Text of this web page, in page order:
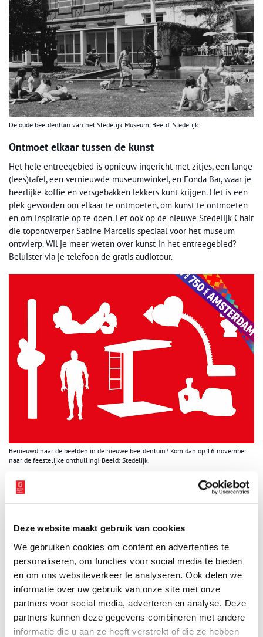
Deze website maakt gebruik van cookies
We gebruiken cookies om content en advertenties te
personaliseren, om functies voor social media te bieden
en om ons websiteverkeer te analyseren. Ook delen we
informatie over uw gebruik van onze site met onze
partners voor social media, adverteren en analyse. Deze
partners kunnen deze gegevens combineren met andere
informatie die u aan ze heeft verstrekt of die ze hebben
De oude beeldentuin van het Stedelijk Museum. Beeld: Stedelijk.
Ontmoet elkaar tussen de kunst
Het hele entreegebied is opnieuw ingericht met zitjes, een lange
(lees)tafel, een vernieuwde museumwinkel, en Fonda Bar, waar je
heerlijke koffie en versgebakken lekkers kunt krijgen. Het is een
plek geworden om elkaar te ontmoeten, om kunst te ontmoeten
en om inspiratie op te doen. Let ook op de nieuwe Stedelijk Chair
die topontwerper Sabine Marcelis speciaal voor het museum
ontwierp. Wil je meer weten over kunst in het entreegebied?
Beluister via je telefoon de gratis audiotour.
Benieuwd naar de beelden in de nieuwe beeldentuin? Kom dan op 16 november
naar de feestelijke onthulling! Beeld: Stedelijk.
Feestelijke onthulling
Op zaterdag 16 november vieren we de feestelijke onthulling van
in het museum, een spetterend optreden van Sef, en workshops
boekenverkoop in de bibliotheek, en natuurlijk is er gratis
limonade!
Om 12.00 uur is het officiële onthullingsmoment, door loco-
burgemeester en wethouder Kunst en cultuur Touria Meliani.
Bezoekers krijgen ook de kans om sculpturen te onthullen, want
wie in de entree een gouden ticket ontvangt, is een van de